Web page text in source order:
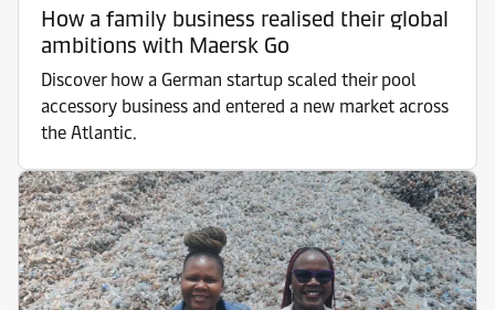
How a family business realised their global
ambitions with Maersk Go
Discover how a German startup scaled their pool
accessory business and entered a new market across
the Atlantic.